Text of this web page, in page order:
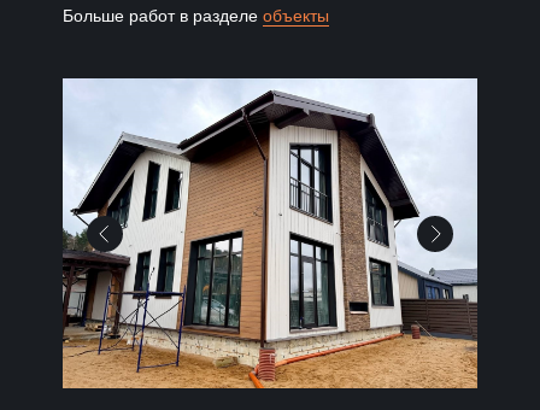
Больше работ в разделе объекты